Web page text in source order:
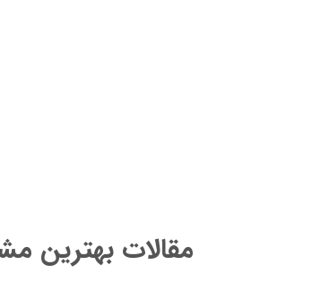
مقالات بهترین